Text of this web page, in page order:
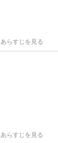
あらすじを見る
あらすじを見る